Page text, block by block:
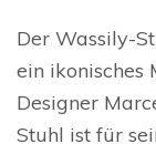
Der Wassily-
ein ikonisches
Designer
Stuhl ist für